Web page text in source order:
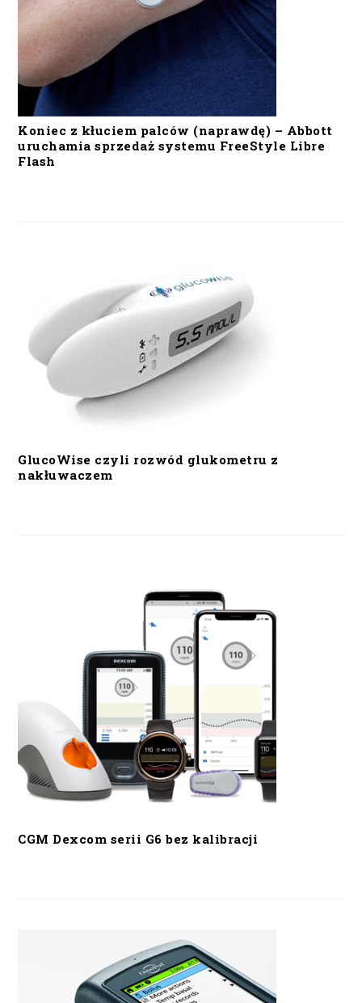
Koniec z kłuciem palców (naprawdę) – Abbott
uruchamia sprzedaż systemu FreeStyle Libre
Flash
GlucoWise czyli rozwód glukometru z
nakłuwaczem
CGM Dexcom serii G6 bez kalibracji